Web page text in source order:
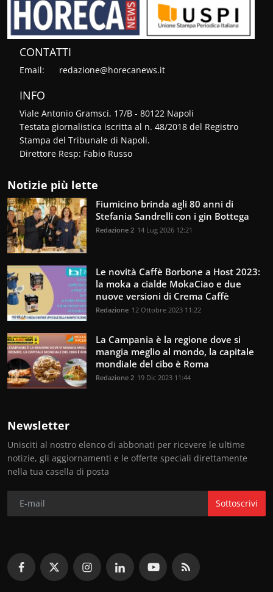
CONTATTI
Email: redazione@horecanews.it
INFO
Viale Antonio Gramsci, 17/B - 80122 Napoli
Testata giornalistica iscritta al n. 48/2018 del Registro
Stampa del Tribunale di Napoli.
Direttore Resp: Fabio Russo
Notizie più lette
Fiumicino brinda agli 80 anni di
Stefania Sandrelli con i gin Bottega
Redazione 2 14 Lug 2026 12:21
Le novità Caffè Borbone a Host 2023:
la moka a cialde MokaCiao e due
nuove versioni di Crema Caffè
Redazione 12 Ottobre 2023 11:22
La Campania è la regione dove si
mangia meglio al mondo, la capitale
mondiale del cibo è Roma
Redazione 2 19 Dic 2023 11:44
Newsletter
Unisciti al nostro elenco di abbonati per ricevere le ultime
notizie, gli aggiornamenti e le offerte speciali direttamente
nella tua casella di posta
Sottoscrivi